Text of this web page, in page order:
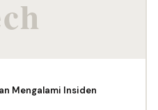
Mengalami Insiden